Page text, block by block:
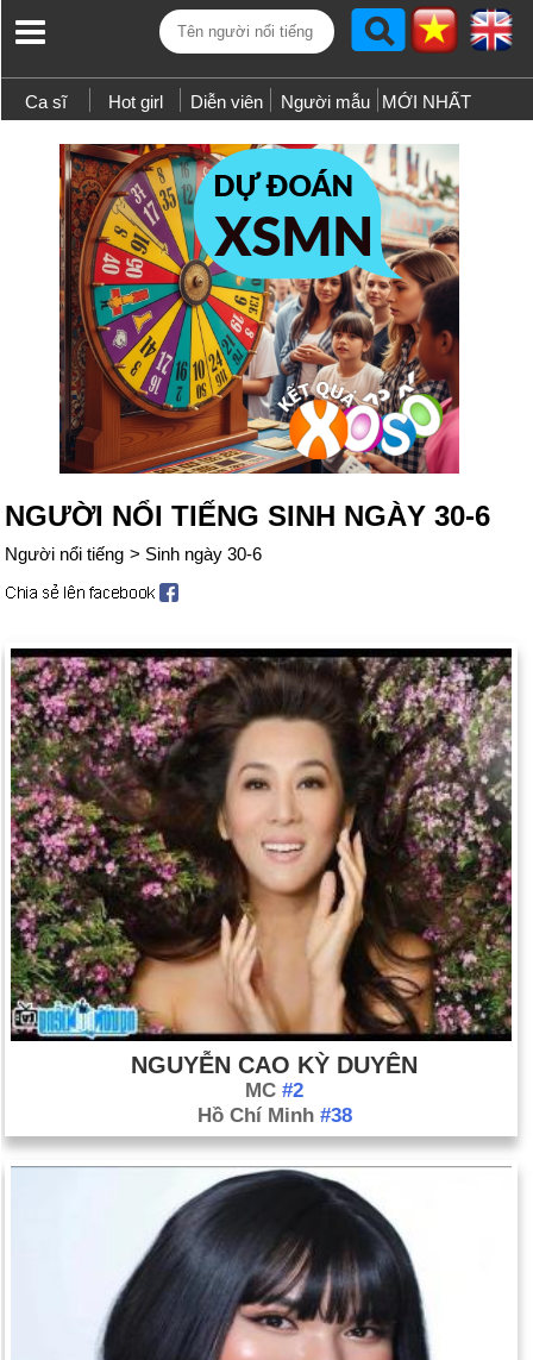
Ca sĩ Hot girl Diễn viên Người mẫu MỚI NHẤT
NGƯỜI NỔI TIẾNG SINH NGÀY 30-6
Người nổi tiếng > Sinh ngày 30-6
NGUYỄN CAO KỲ DUYÊN
MC #2
Hồ Chí Minh #38